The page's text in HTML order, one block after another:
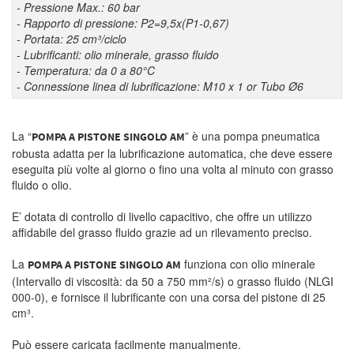
- Pressione Max.: 60 bar
- Rapporto di pressione: P2=9,5x(P1-0,67)
- Portata: 25 cm³/ciclo
- Lubrificanti: olio minerale, grasso fluido
- Temperatura: da 0 a 80°C
- Connessione linea di lubrificazione: M10 x 1 or Tubo Ø6
La “POMPA A PISTONE SINGOLO AM” è una pompa pneumatica
robusta adatta per la lubrificazione automatica, che deve essere
eseguita più volte al giorno o fino una volta al minuto con grasso
fluido o olio.
E’ dotata di controllo di livello capacitivo, che offre un utilizzo
affidabile del grasso fluido grazie ad un rilevamento preciso.
La POMPA A PISTONE SINGOLO AM funziona con olio minerale
(Intervallo di viscosità: da 50 a 750 mm²/s) o grasso fluido (NLGI
000-0), e fornisce il lubrificante con una corsa del pistone di 25
cm³.
Può essere caricata facilmente manualmente.